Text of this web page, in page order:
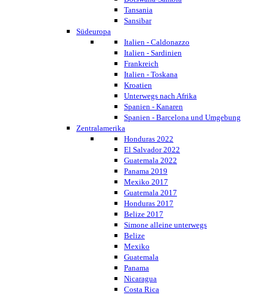
Tansania
Sansibar
Südeuropa
Italien - Caldonazzo
Italien - Sardinien
Frankreich
Italien - Toskana
Kroatien
Unterwegs nach Afrika
Spanien - Kanaren
Spanien - Barcelona und Umgebung
Zentralamerika
Honduras 2022
El Salvador 2022
Guatemala 2022
Panama 2019
Mexiko 2017
Guatemala 2017
Honduras 2017
Belize 2017
Simone alleine unterwegs
Belize
Mexiko
Guatemala
Panama
Nicaragua
Costa Rica